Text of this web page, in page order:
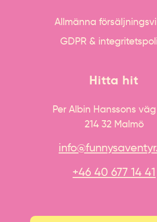
Allmänna
GDPR &
Hitta hit
Per Albin Hanssons
214 32 Malmö
+46 40 677 14 41